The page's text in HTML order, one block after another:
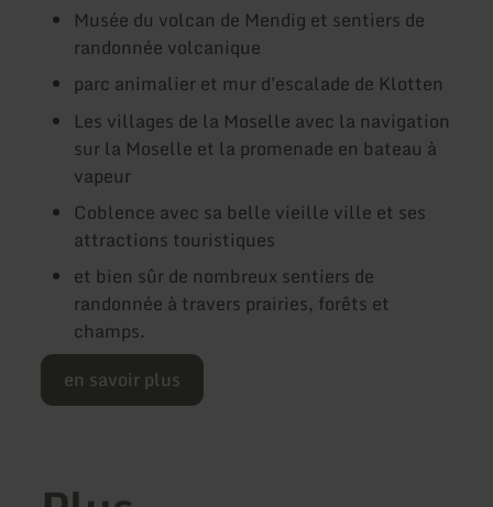
Musée du volcan de Mendig et sentiers de
randonnée volcanique
parc animalier et mur d'escalade de Klotten
Les villages de la Moselle avec la navigation
sur la Moselle et la promenade en bateau à
vapeur
Coblence avec sa belle vieille ville et ses
attractions touristiques
et bien sûr de nombreux sentiers de
randonnée à travers prairies, forêts et
champs.
en savoir plus